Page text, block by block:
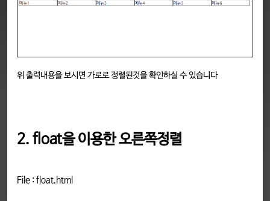
위 출력내용을 보시면 가로로 정렬된것을 확인하실 수 있습니다
2. float을 이용한 오른쪽정렬
File : float.html